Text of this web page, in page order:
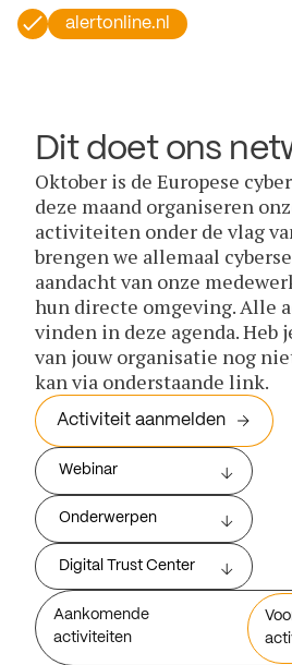
alertonline.nl
Dit doet ons
Oktober is de Europese
deze maand organiseren
activiteiten onder de vlag
brengen we allemaal
aandacht van onze
hun directe omgeving. Alle
vinden in deze agenda.
van jouw organisatie nog
kan via onderstaande link.
Activiteit aanmelden
Webinar
Onderwerpen
Digital Trust Center
Aankomende
activiteiten